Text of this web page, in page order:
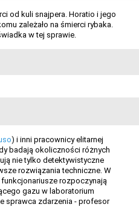
od kuli snajpera. Horatio i jego
zależało na śmierci rybaka.
w tej sprawie.
) i inni pracownicy elitarnej
badają okoliczności różnych
nie tylko detektywistyczne
rozwiązania techniczne. W
rozpoczynają
gazu w laboratorium
sprawca zdarzenia - profesor